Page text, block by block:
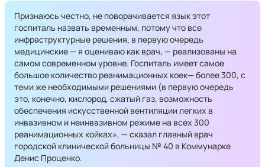
Признаюсь честно, не поворачивается язык этот
госпиталь назвать временным, потому что все
инфраструктурные решения, в первую очередь
медицинские — я оцениваю как врач, — реализованы на
самом современном уровне. Госпиталь имеет самое
большое количество реанимационных коек— более 300, с
теми же необходимыми решениями (в первую очередь
это, конечно, кислород, сжатый газ, возможность
обеспечения искусственной вентиляции легких в
инвазивном и неинвазивном режиме на всех 300
реанимационных койках», — сказал главный врач
городской клинической больницы № 40 в Коммунарке
Денис Проценко.